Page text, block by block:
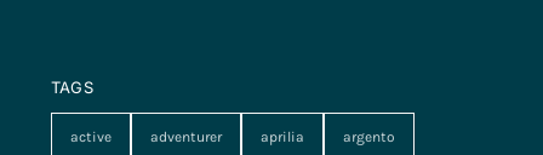
TAGS
active adventurer aprilia argento